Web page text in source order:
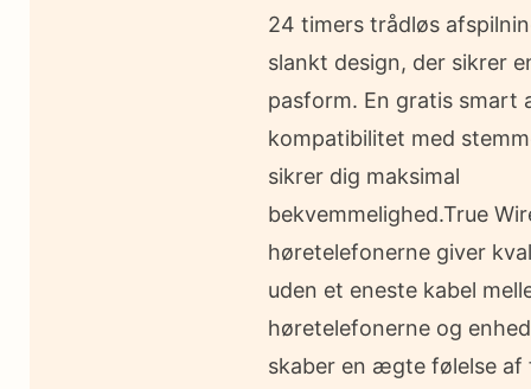
24 timers trådløs
slankt design, der sikrer
pasform. En gratis smart
kompatibilitet med
sikrer dig maksimal
bekvemmelighed.True
høretelefonerne giver
uden et eneste kabel
høretelefonerne og
skaber en ægte følelse af